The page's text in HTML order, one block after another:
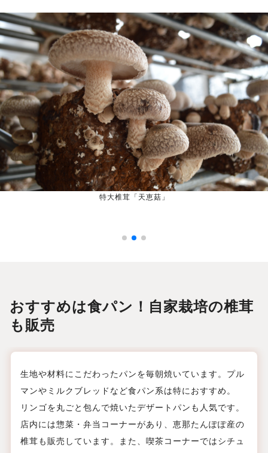
特大椎茸「天恵菇」
おすすめは食パン！自家栽培の椎茸
も販売
生地や材料にこだわったパンを毎朝焼いています。プル
マンやミルクブレッドなど食パン系は特におすすめ。
リンゴを丸ごと包んで焼いたデザートパンも人気です。
店内には惣菜・弁当コーナーがあり、恵那たんぽぽ産の
椎茸も販売しています。また、喫茶コーナーではシチュ